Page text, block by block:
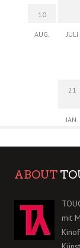
10
AUG. JULI
21
JAN.
ABOUT
mit